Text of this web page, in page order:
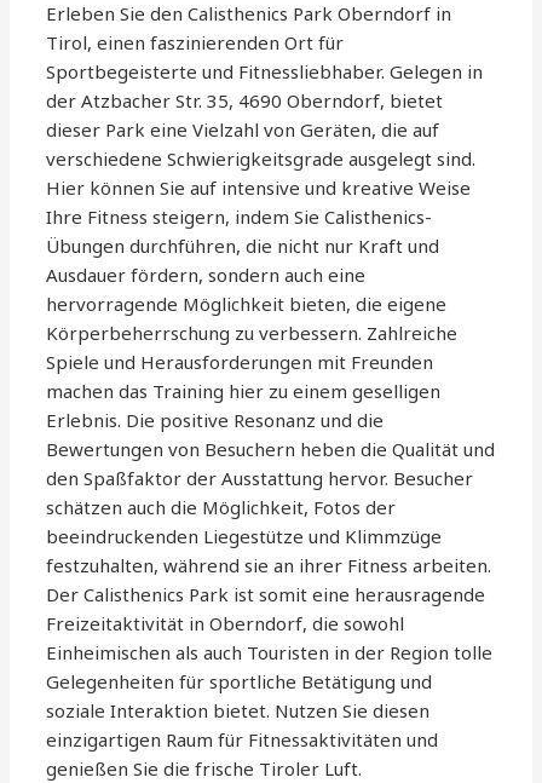
Erleben Sie den Calisthenics Park Oberndorf in
Tirol, einen faszinierenden Ort für
Sportbegeisterte und Fitnessliebhaber. Gelegen in
der Atzbacher Str. 35, 4690 Oberndorf, bietet
dieser Park eine Vielzahl von Geräten, die auf
verschiedene Schwierigkeitsgrade ausgelegt sind.
Hier können Sie auf intensive und kreative Weise
Ihre Fitness steigern, indem Sie Calisthenics-
Übungen durchführen, die nicht nur Kraft und
Ausdauer fördern, sondern auch eine
hervorragende Möglichkeit bieten, die eigene
Körperbeherrschung zu verbessern. Zahlreiche
Spiele und Herausforderungen mit Freunden
machen das Training hier zu einem geselligen
Erlebnis. Die positive Resonanz und die
Bewertungen von Besuchern heben die Qualität und
den Spaßfaktor der Ausstattung hervor. Besucher
schätzen auch die Möglichkeit, Fotos der
beeindruckenden Liegestütze und Klimmzüge
festzuhalten, während sie an ihrer Fitness arbeiten.
Der Calisthenics Park ist somit eine herausragende
Freizeitaktivität in Oberndorf, die sowohl
Einheimischen als auch Touristen in der Region tolle
Gelegenheiten für sportliche Betätigung und
soziale Interaktion bietet. Nutzen Sie diesen
einzigartigen Raum für Fitnessaktivitäten und
genießen Sie die frische Tiroler Luft.